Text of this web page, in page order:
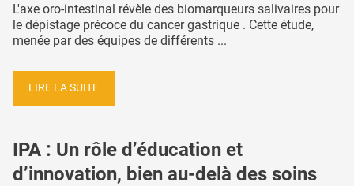
L'axe oro-intestinal révèle des biomarqueurs salivaires pour
le dépistage précoce du cancer gastrique . Cette étude,
menée par des équipes de différents ...
LIRE LA SUITE
IPA : Un rôle d’éducation et
d’innovation, bien au-delà des soins